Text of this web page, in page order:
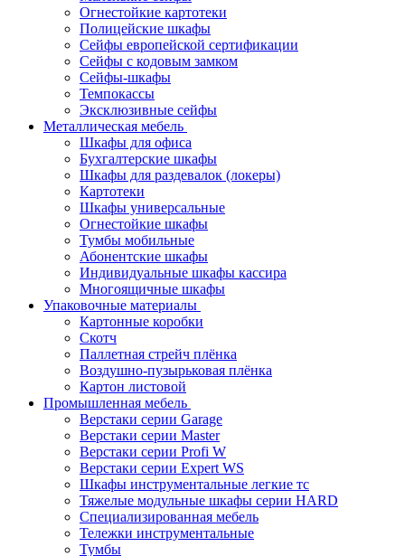
Огнестойкие картотеки
Полицейские шкафы
Сейфы европейской сертификации
Сейфы с кодовым замком
Сейфы-шкафы
Темпокассы
Эксклюзивные сейфы
Металлическая мебель
Шкафы для офиса
Бухгалтерские шкафы
Шкафы для раздевалок (локеры)
Картотеки
Шкафы универсальные
Огнестойкие шкафы
Тумбы мобильные
Абонентские шкафы
Индивидуальные шкафы кассира
Многоящичные шкафы
Упаковочные материалы
Картонные коробки
Скотч
Паллетная стрейч плёнка
Воздушно-пузырьковая плёнка
Картон листовой
Промышленная мебель
Верстаки серии Garage
Верстаки серии Master
Верстаки серии Profi W
Верстаки серии Expert WS
Шкафы инструментальные легкие тс
Тяжелые модульные шкафы серии HARD
Cпециализированная мебель
Тележки инструментальные
Тумбы